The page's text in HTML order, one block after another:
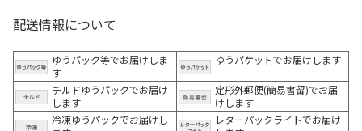
配送情報について
ゆうパック等でお届けしま
す
ゆうパケットでお届けします
チルドゆうパックでお届け
します
定形外郵便(簡易書留)でお届
けします
冷凍ゆうパックでお届けし
レターパックライトでお届け